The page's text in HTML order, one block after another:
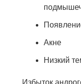
Акне
Низкий
Избыток